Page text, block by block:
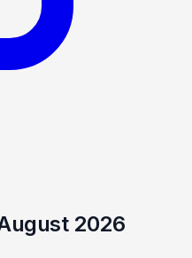
2026